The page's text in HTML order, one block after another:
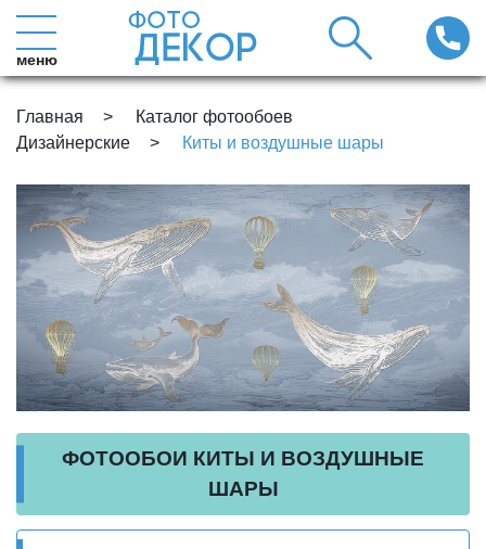
меню
Главная
Каталог фотообоев
Дизайнерские
Киты и воздушные шары
ФОТООБОИ КИТЫ И ВОЗДУШНЫЕ
ШАРЫ